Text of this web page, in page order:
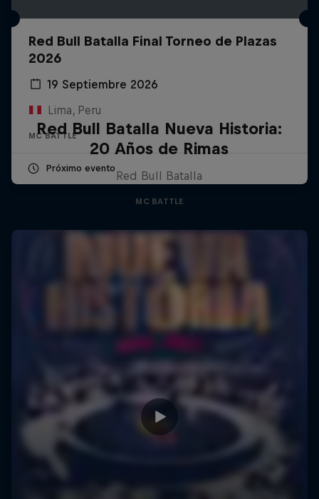
Red Bull Batalla Final Torneo de Plazas
2026
19 Septiembre 2026
Lima, Peru
MC BATTLE
Próximo evento
Red Bull Batalla Nueva Historia:
20 Años de Rimas
Red Bull Batalla
MC BATTLE